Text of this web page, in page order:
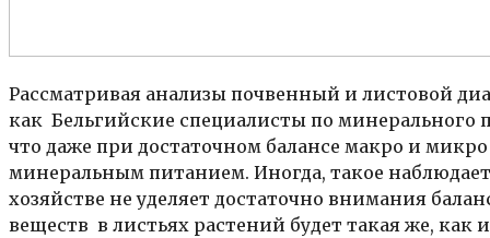
Рассматривая анализы почвенный и листовой
как Бельгийские специалисты по
что даже при достаточном балансе макро и
минеральным питанием. Иногда, такое
хозяйстве не уделяет достаточно внимания
веществ в листьях растений будет такая же, как